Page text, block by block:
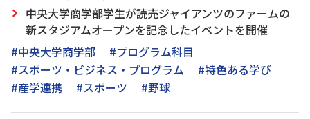
中央大学商学部学生が読売ジャイアンツのファームの
新スタジアムオープンを記念したイベントを開催
#中央大学商学部
#プログラム科目
#スポーツ・ビジネス・プログラム
#特色ある学び
#産学連携
#スポーツ #野球